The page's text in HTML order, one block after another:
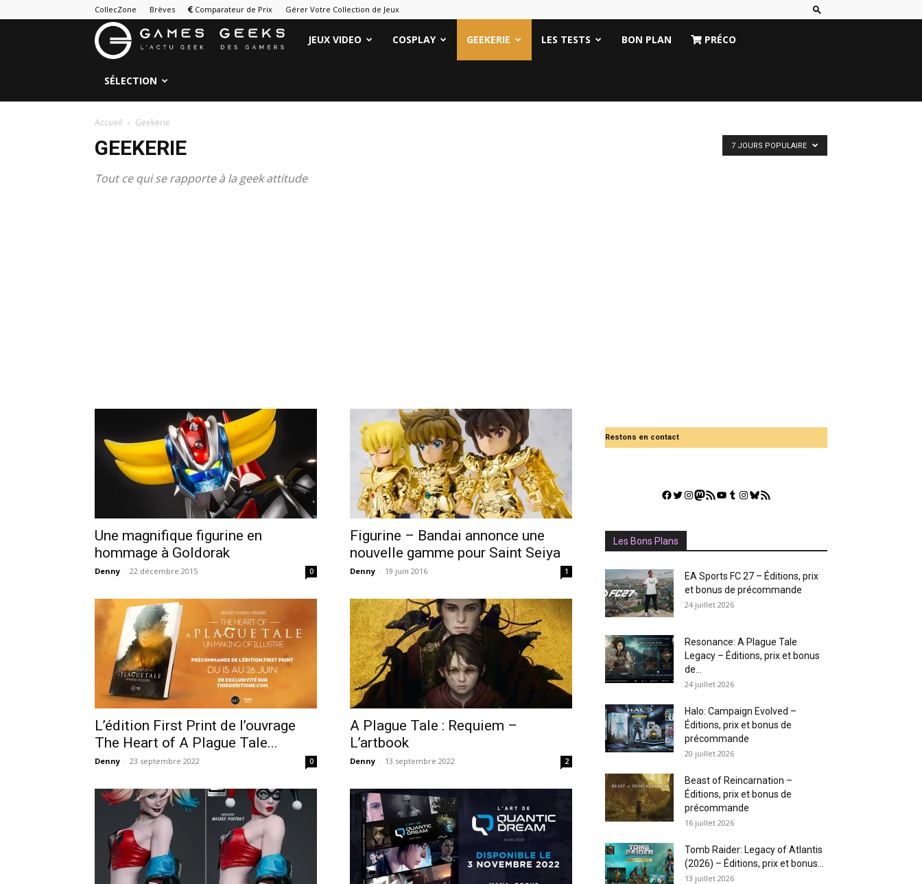
CollecZone Brèves Comparateur de Prix Gérer Votre Collection de Jeux
Games
JEUX VIDEO COSPLAY GEEKERIE LES TESTS BON PLAN PRÉCO
SÉLECTION
Accueil Geekerie
GEEKERIE
Tout ce qui se rapporte à la geek attitude
7 JOURS POPULAIRE
Une magnifique figurine en
hommage à Goldorak
Denny - 22 décembre 2015 0
Figurine – Bandai annonce une
nouvelle gamme pour Saint Seiya
Denny - 19 juin 2016 1
L’édition First Print de l’ouvrage
The Heart of A Plague Tale...
Denny - 23 septembre 2022 0
A Plague Tale : Requiem –
L’artbook
Denny - 13 septembre 2022 2
Restons en contact
Facebook
Twitter
Instagram
Mastodon
Flux RSSYouTube
Tumblr
Instagram
Bluesky
GestGame
Les Bons Plans
EA Sports FC 27 – Éditions, prix
et bonus de précommande
24 juillet 2026
Resonance: A Plague Tale
Legacy – Éditions, prix et bonus
de...
24 juillet 2026
Halo: Campaign Evolved –
Éditions, prix et bonus de
précommande
20 juillet 2026
Beast of Reincarnation –
Éditions, prix et bonus de
précommande
16 juillet 2026
Tomb Raider: Legacy of Atlantis
(2026) – Éditions, prix et bonus...
13 juillet 2026